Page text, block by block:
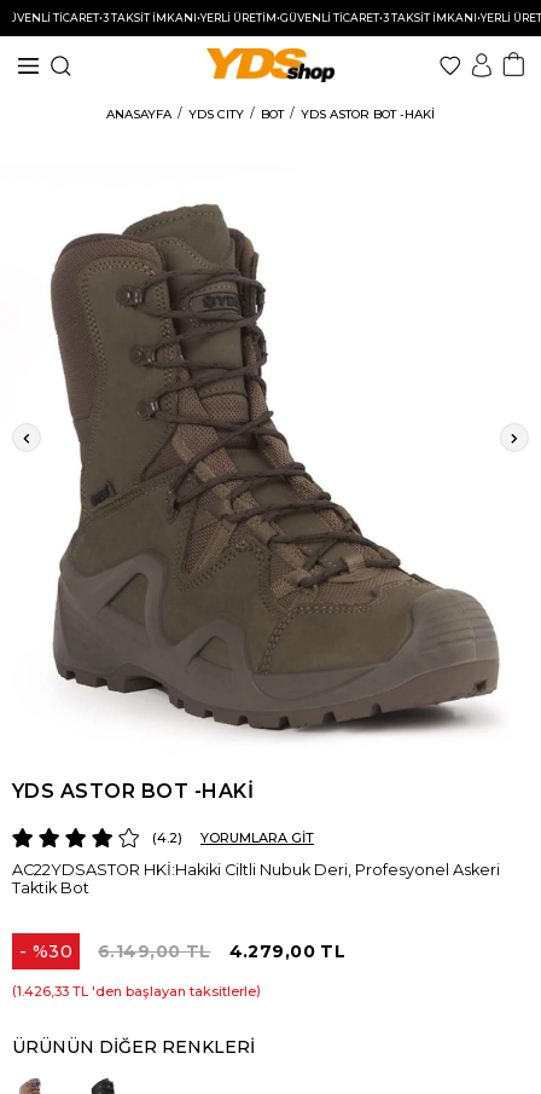
TİCARET•3 TAKSİT İMKANI•YERLİ ÜRETİM•GÜVENLİ TİCARET•3 TAKSİT İMKANI•YERLİ ÜRETİM•
ANASAYFA YDS CITY BOT YDS ASTOR BOT -HAKİ
YDS ASTOR BOT -HAKİ
4.2 YORUMLARA GİT
AC22YDSASTOR HKİ:Hakiki Ciltli Nubuk Deri, Profesyonel Askeri
Taktik Bot
%30
İndirim
6.149,00 TL 4.279,00 TL
1.426,33 TL 'den başlayan taksitlerle
ÜRÜNÜN DIĞER RENKLERI